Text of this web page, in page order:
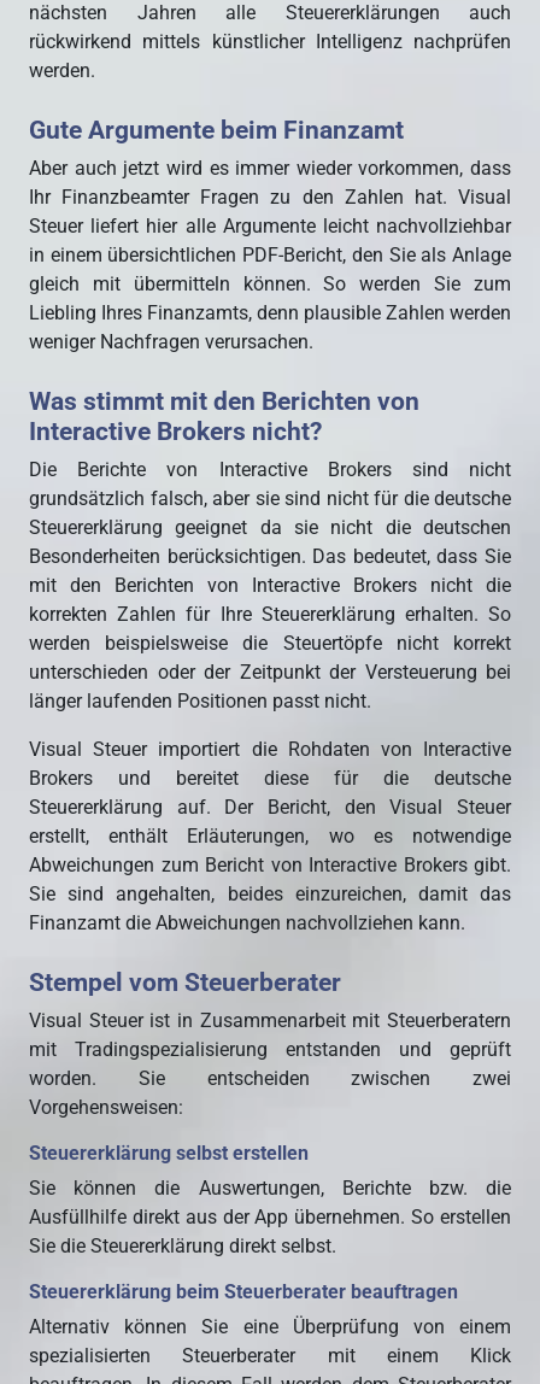
nächsten Jahren alle Steuererklärungen auch
rückwirkend mittels künstlicher Intelligenz nachprüfen
werden.
Gute Argumente beim Finanzamt
Aber auch jetzt wird es immer wieder vorkommen, dass
Ihr Finanzbeamter Fragen zu den Zahlen hat. Visual
Steuer liefert hier alle Argumente leicht nachvollziehbar
in einem übersichtlichen PDF-Bericht, den Sie als Anlage
gleich mit übermitteln können. So werden Sie zum
Liebling Ihres Finanzamts, denn plausible Zahlen werden
weniger Nachfragen verursachen.
Was stimmt mit den Berichten von
Interactive Brokers nicht?
Die Berichte von Interactive Brokers sind nicht
grundsätzlich falsch, aber sie sind nicht für die deutsche
Steuererklärung geeignet da sie nicht die deutschen
Besonderheiten berücksichtigen. Das bedeutet, dass Sie
mit den Berichten von Interactive Brokers nicht die
korrekten Zahlen für Ihre Steuererklärung erhalten. So
werden beispielsweise die Steuertöpfe nicht korrekt
unterschieden oder der Zeitpunkt der Versteuerung bei
länger laufenden Positionen passt nicht.
Visual Steuer importiert die Rohdaten von Interactive
Brokers und bereitet diese für die deutsche
Steuererklärung auf. Der Bericht, den Visual Steuer
erstellt, enthält Erläuterungen, wo es notwendige
Abweichungen zum Bericht von Interactive Brokers gibt.
Sie sind angehalten, beides einzureichen, damit das
Finanzamt die Abweichungen nachvollziehen kann.
Stempel vom Steuerberater
Visual Steuer ist in Zusammenarbeit mit Steuerberatern
mit Tradingspezialisierung entstanden und geprüft
worden. Sie entscheiden zwischen zwei
Vorgehensweisen:
Steuererklärung selbst erstellen
Sie können die Auswertungen, Berichte bzw. die
Ausfüllhilfe direkt aus der App übernehmen. So erstellen
Sie die Steuererklärung direkt selbst.
Steuererklärung beim Steuerberater beauftragen
Alternativ können Sie eine Überprüfung von einem
spezialisierten Steuerberater mit einem Klick